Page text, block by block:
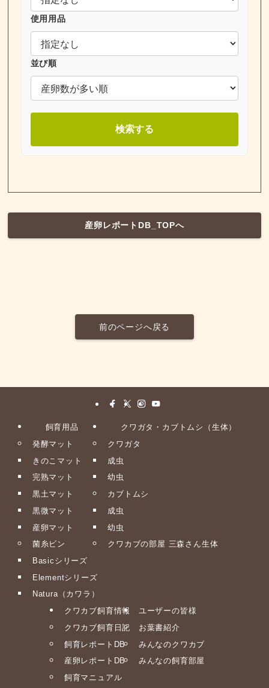
使用用品
並び順
検索する
産卵レポートDB_TOPへ
前のページへ戻る
飼育用品
発酵マット
きのこマット
完熟マット
黒土マット
黒微マット
産卵マット
菌糸ビン
Basicシリーズ
Elementシリーズ
Natura（カワラ）
クワガタ・カブトムシ（生体）
クワガタ
成虫
幼虫
カブトムシ
成虫
幼虫
クワカブの部屋 三森さん生体
クワカブ飼育情報
クワカブ飼育日記
飼育レポートDB
産卵レポートDB
飼育マニュアル
ユーザーの皆様
お葉書紹介
みんなのクワカブ
みんなの飼育部屋